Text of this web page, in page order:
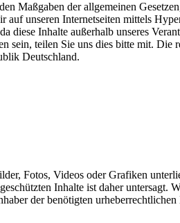
Maßgaben der allgemeinen
auf unseren Internetseiten mittels
diese Inhalte außerhalb unseres
sein, teilen Sie uns dies bitte mit.
Deutschland.
Fotos, Videos oder Grafiken
Inhalte ist daher
der benötigten